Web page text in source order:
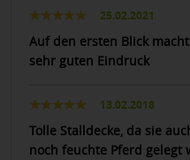
25.02.2021
Auf den ersten Blick
sehr guten Eindruck
13.02.2018
Tolle Stalldecke, da sie
noch feuchte Pferd gelegt